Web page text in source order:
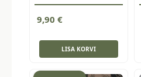
9,90 €
LISA KORVI